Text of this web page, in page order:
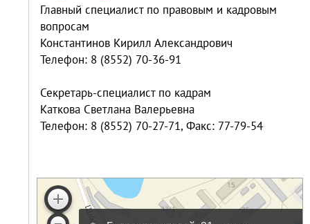
Главный специалист по правовым и кадровым
вопросам
Константинов Кирилл Александрович
Телефон: 8 (8552) 70-36-91
Секретарь-специалист по кадрам
Каткова Светлана Валерьевна
Телефон: 8 (8552) 70-27-71, Факс: 77-79-54